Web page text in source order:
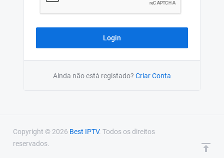
Ainda não está registado? Criar Conta
Copyright © 2026 Best IPTV. Todos os direitos
reservados.